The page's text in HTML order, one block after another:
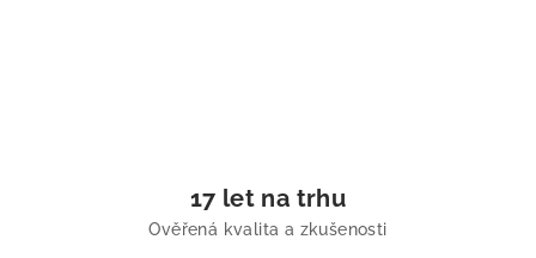
17 let na trhu
Ověřená kvalita a zkušenosti